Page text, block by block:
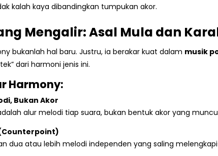
kalah kaya dibandingkan tumpukan akor.
Mengalir: Asal Mula dan
bukanlah hal baru. Justru, ia berakar kuat dalam musik
dari harmoni jenis ini.
Harmony:
Bukan Akor
alur melodi tiap suara, bukan bentuk akor yang
dua atau lebih melodi independen yang saling